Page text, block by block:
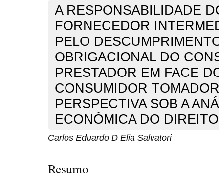
A RESPONSABILIDADE
FORNECEDOR
PELO
OBRIGACIONAL DO
PRESTADOR EM FACE
CONSUMIDOR
PERSPECTIVA SOB A
ECONÔMICA DO DIREITO
Carlos Eduardo D Elia Salvatori
Resumo